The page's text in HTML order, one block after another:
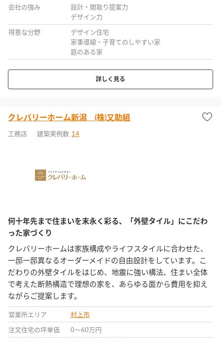
会社の強み
設計・間取り提案力
デザイン力
得意な分野
デザイン住宅
家事導線・子育てのしやすい家
庭のある家
詳しく見る
クレバリーホーム新潟 (株)又助組
工務店 建築実例数 14
何十年先まで住まいを末永く彩る、「外壁タイル」にこだわ
った家づくり
クレバリーホームは家族構成やライフスタイルに合わせた、
一邸一邸異なるオーダーメイドの自由設計をしています。こ
だわりの外壁タイルをはじめ、地震に強い構法、住まい全体
で考えた断熱構造で理想の家を、あらゆる面から費用を抑え
ながらご提案します。
営業所エリア 村上市
注文住宅の坪単価 0〜60万円